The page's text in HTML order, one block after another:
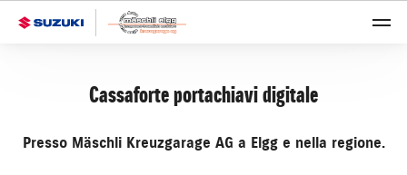
Cassaforte portachiavi digitale
Presso Mäschli Kreuzgarage AG a Elgg e nella regione.